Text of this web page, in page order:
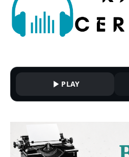
PLAY